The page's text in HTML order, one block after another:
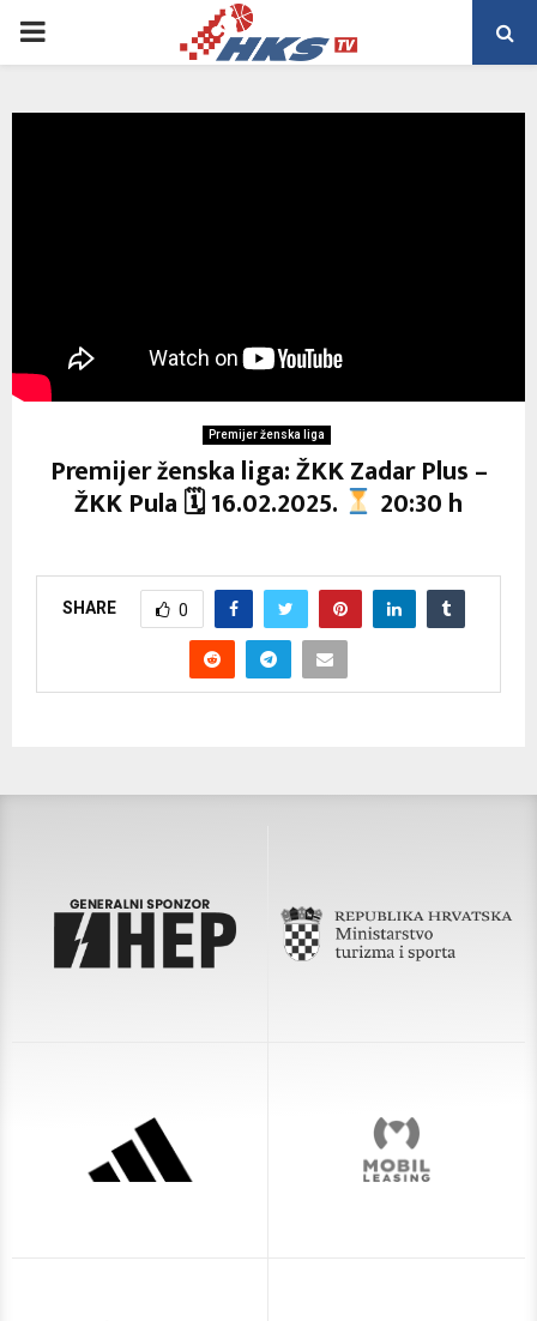
PRIMARY
Premijer ženska liga
Premijer ženska liga: ŽKK Zadar Plus –
ŽKK Pula 🗓 16.02.2025. 20:30 h
SHARE 0